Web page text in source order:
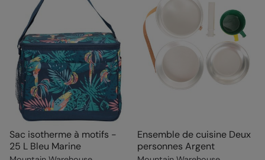
Sac isotherme à motifs -
25 L Bleu Marine
Ensemble de cuisine Deux
personnes Argent